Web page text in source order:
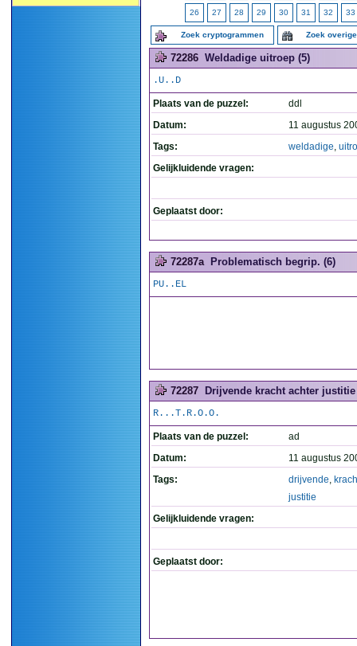
26 27 28 29 30 31 32 33
Zoek cryptogrammen Zoek
72286 Weldadige uitroep (5)
.U..D
Plaats van de puzzel:
ddl
Datum:
11 augustus
Tags:
weldadige,
Gelijkluidende vragen:
Geplaatst door:
72287a Problematisch begrip. (6)
PU..EL
72287 Drijvende kracht achter justitie
R...T.R.O.O.
Plaats van de puzzel:
ad
Datum:
11 augustus
Tags:
drijvende,
justitie
Gelijkluidende vragen:
Geplaatst door: